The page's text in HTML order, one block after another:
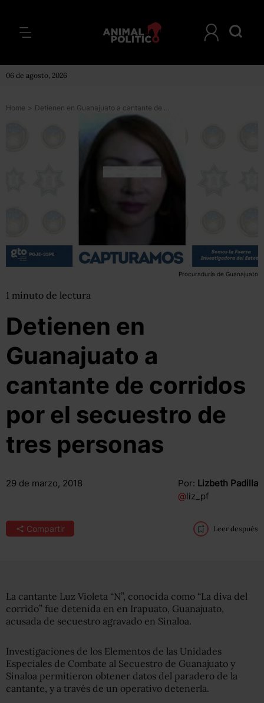
06 de agosto, 2026
Home > Detienen en Guanajuato a cantante de corridos por el secuestro de tres personas
Procuraduría de Guanajuato
1 minuto de lectura
Detienen en
Guanajuato a
cantante de corridos
por el secuestro de
tres personas
29 de marzo, 2018 Por: Lizbeth Padilla
@liz_pf
Compartir Leer después
La cantante Luz Violeta “N”, conocida como “La diva del
corrido” fue detenida en en Irapuato, Guanajuato,
acusada de secuestro agravado en Sinaloa.
Investigaciones de los Elementos de las Unidades
Especiales de Combate al Secuestro de Guanajuato y
Sinaloa permitieron obtener datos del paradero de la
cantante, y a través de un operativo detenerla.